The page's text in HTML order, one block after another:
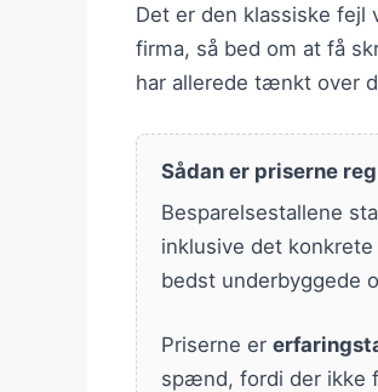
Det er den klassiske
firma, så bed om at få
har allerede tænkt over
Sådan er priserne
Besparelsestallene
inklusive det
bedst underbyggede
Priserne er
spænd, fordi der ikke